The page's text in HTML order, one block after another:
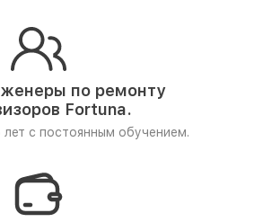
по ремонту
Fortuna.
с постоянным обучением.